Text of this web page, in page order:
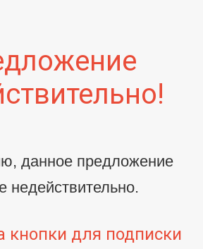
данное предложение
недействительно.
кнопки для подписки